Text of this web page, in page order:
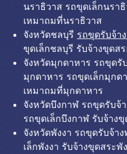
นราธิวาส รถขุดเล็กนรา
เหมาถมที่นราธิวาส
จังหวัดชลบุรี รถขุดรับจ้า
ขุดเล็กชลบุรี รับจ้างขุดส
จังหวัดมุกดาหาร รถขุดรั
มุกดาหาร รถขุดเล็กมุกด
เหมาถมที่มุกดาหาร
จังหวัดบึงกาฬ รถขุดรับจ้
รถขุดเล็กบึงกาฬ รับจ้าง
จังหวัดพังงา รถขุดรับจ้า
เล็กพังงา รับจ้างขุดสระพั